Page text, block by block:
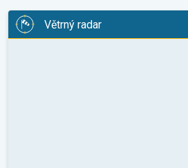
Větrný radar